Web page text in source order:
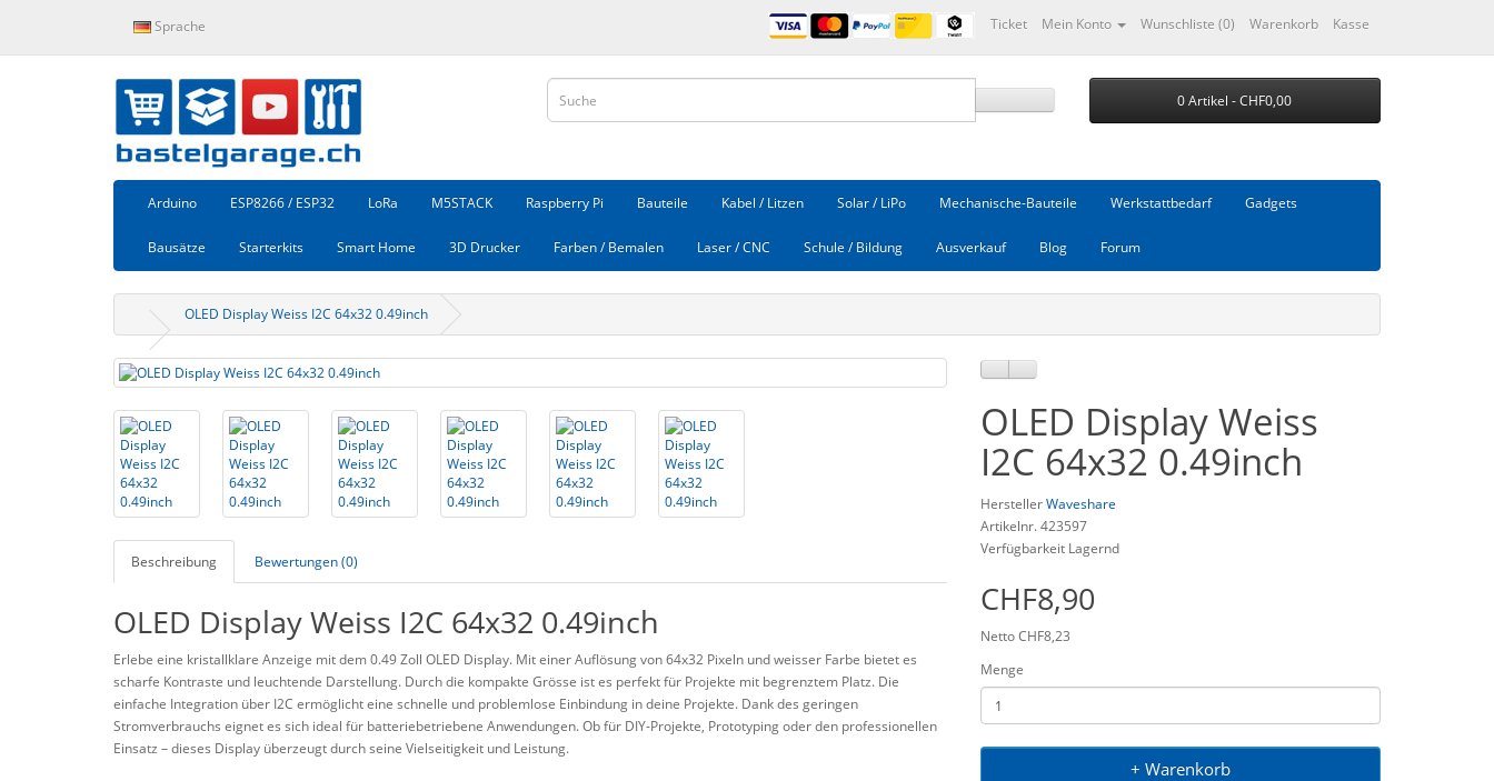
Sprache Ticket Mein Konto Wunschliste (0) Warenkorb Kasse
0 Artikel - CHF0,00
Arduino ESP8266 / ESP32 LoRa M5STACK Raspberry Pi Bauteile Kabel / Litzen Solar / LiPo Mechanische-Bauteile Werkstattbedarf Gadgets
Bausätze Starterkits Smart Home 3D Drucker Farben / Bemalen Laser / CNC Schule / Bildung Ausverkauf Blog Forum
OLED Display Weiss I2C 64x32 0.49inch
Beschreibung Bewertungen (0)
OLED Display Weiss I2C 64x32 0.49inch
Erlebe eine kristallklare Anzeige mit dem 0.49 Zoll OLED Display. Mit einer Auflösung von 64x32 Pixeln und weisser Farbe bietet es
scharfe Kontraste und leuchtende Darstellung. Durch die kompakte Grösse ist es perfekt für Projekte mit begrenztem Platz. Die
einfache Integration über I2C ermöglicht eine schnelle und problemlose Einbindung in deine Projekte. Dank des geringen
Stromverbrauchs eignet es sich ideal für batteriebetriebene Anwendungen. Ob für DIY-Projekte, Prototyping oder den professionellen
Einsatz – dieses Display überzeugt durch seine Vielseitigkeit und Leistung.
OLED Display Weiss
I2C 64x32 0.49inch
HerstellerWaveshare
Artikelnr. 423597
Verfügbarkeit Lagernd
CHF8,90
Netto CHF8,23
Menge
+ Warenkorb